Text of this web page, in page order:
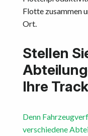
Flotte zusammen
Ort.
Stellen
Ihre
Denn
verschiedene